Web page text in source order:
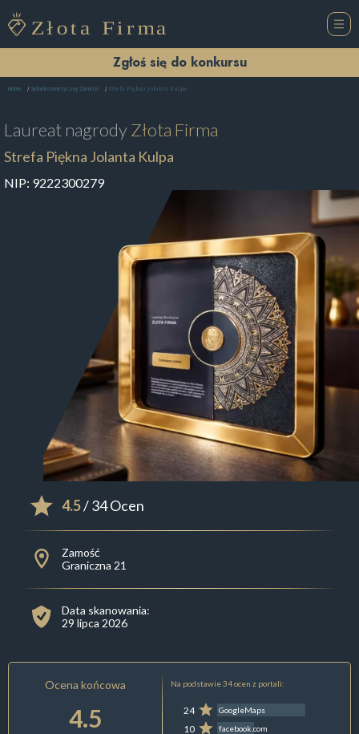
Zgłoś się do konkursu
Home Salon Kosmetyczny Zamość Strefa Piękna Jolanta Kulpa
Laureat nagrodyZłota Firma
Strefa Piękna Jolanta Kulpa
NIP: 9222300279
4.5/ 34 Ocen
Zamość
Graniczna 21
Data skanowania:
29 lipca 2026
Ocena końcowa
4.5
Na podstawie 34 ocen z portali:
24 GoogleMaps
10 facebook.com